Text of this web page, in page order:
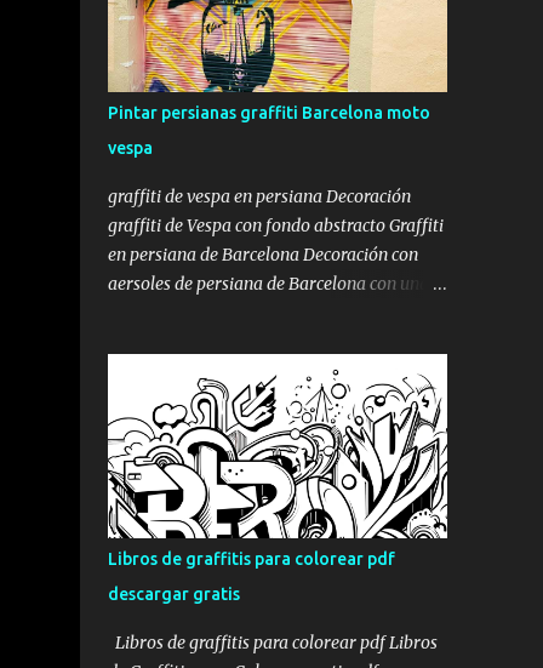
Mortadelo y Filemón Hay murales bonitos.
Hay murales grandes. Y luego están los
murales que conectan directamente con la
infancia de varias generaciones. El Skate
Park de Bufalà, en Badalona, se transformó
en un homenaje gigante a Mortadelo y
Filemón. No uno. No dos. Un montón de
Mortadelos disfrazados de mil cosas
distintas, como solo él sabe hacer: torero,
superhéroe, espía, monstruo, lo que haga
disfraz. Y si algo define al graffiti profesional
es la transformación del espacio. Aquí se
juntaron las dos cosas. Mortadelo y Filemó...
Pintar persianas graffiti Barcelona moto
vespa
graffiti de vespa en persiana Decoración
graffiti de Vespa con fondo abstracto Graffiti
en persiana de Barcelona Decoración con
aersoles de persiana de Barcelona con una
mostrábamos la decoración mural de una
persiana de una lampistería , con todo el
proceso, en esta ocasión os mostraremos la
decoración de una persiana con un dibujo de
estilo Street Art , con un fondo abstracto y
una moto Vespa con estilo de stencil, aunque
se hubiera pintado a mano alzada y sin
plantilla , ni máscara. Aquí podéis ver el
algunas fotos del proceso de la pintura en la
persiana con el graffiti : sprays de graffiti
para persianas pintado de fondo de persiana
Libros de graffitis para colorear pdf
descargar gratis
Libros de graffitis para colorear pdf Libros